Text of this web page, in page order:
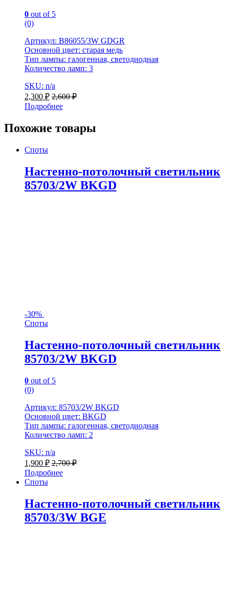
0 out of 5
(0)
Артикул: B86055/3W GDGR
Основной цвет: старая медь
Тип лампы: галогенная, светодиодная
Количество ламп: 3
SKU: n/a
2,300 ₽ 2,600₽
Подробнее
Похожие товары
Споты
Настенно-потолочный светильник
85703/2W BKGD
-30%
Споты
Настенно-потолочный светильник
85703/2W BKGD
0 out of 5
(0)
Артикул: 85703/2W BKGD
Основной цвет: BKGD
Тип лампы: галогенная, светодиодная
Количество ламп: 2
SKU: n/a
1,900 ₽ 2,700₽
Подробнее
Споты
Настенно-потолочный светильник
85703/3W BGE